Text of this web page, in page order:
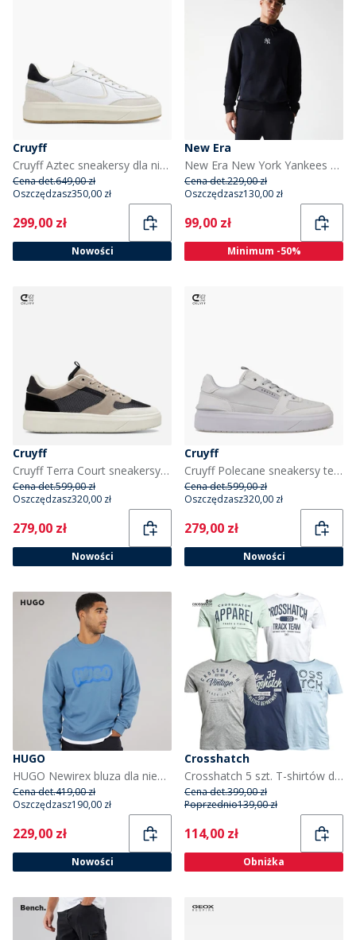
Cruyff
Cruyff Aztec sneakersy dla niego kolor White
Cena det.649,00 zł
Oszczędzasz350,00 zł
Current
299,00 zł
Nowości
New Era
New Era New York Yankees bluza z kapturem dla niego kolor Czarny
Cena det.229,00 zł
Oszczędzasz130,00 zł
Current
99,00 zł
Minimum -50%
Cruyff
Cruyff Terra Court sneakersy dla niego kolor Brown/White
Cena det.599,00 zł
Oszczędzasz320,00 zł
Current
279,00 zł
Nowości
Cruyff
Cruyff Polecane sneakersy tenisowe dla niego kolor Light Grey
Cena det.599,00 zł
Oszczędzasz320,00 zł
Current
279,00 zł
Nowości
HUGO
HUGO Newirex bluza dla niego kolor Open Blue
Cena det.419,00 zł
Oszczędzasz190,00 zł
Current
229,00 zł
Nowości
Crosshatch
Crosshatch 5 szt. T-shirtów dla niego kolor assorted
Cena det.399,00 zł
Poprzednio139,00 zł
Current
114,00 zł
Obniżka